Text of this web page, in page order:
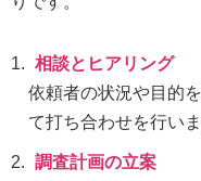
相談とヒアリング
依頼者の状況や目的
て打ち合わせを行いま
調査計画の立案